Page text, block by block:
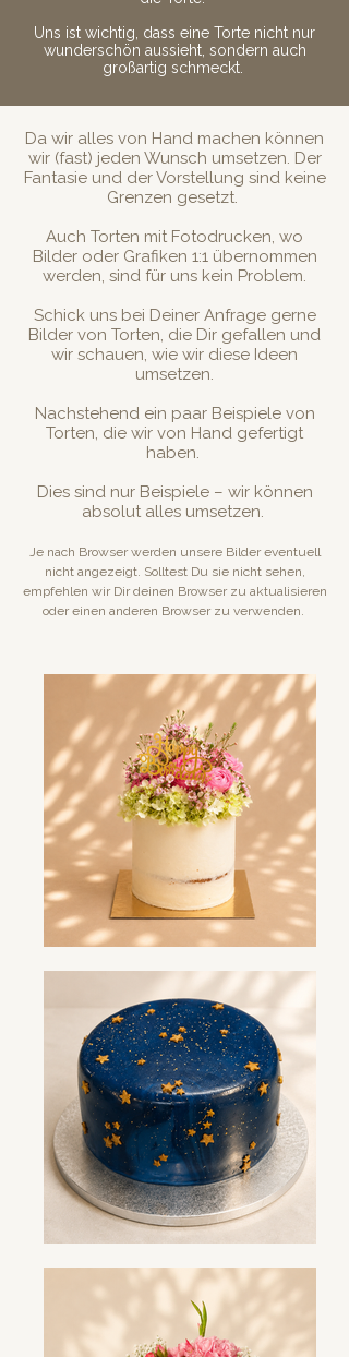
Da wir alles von Hand machen können
wir (fast) jeden Wunsch umsetzen. Der
Fantasie und der Vorstellung sind keine
Grenzen gesetzt.
Auch Torten mit Fotodrucken, wo
Bilder oder Grafiken 1:1 übernommen
werden, sind für uns kein Problem.
Schick uns bei Deiner Anfrage gerne
Bilder von Torten, die Dir gefallen und
wir schauen, wie wir diese Ideen
umsetzen.
Nachstehend ein paar Beispiele von
Torten, die wir von Hand gefertigt
haben.
Dies sind nur Beispiele – wir können
absolut alles umsetzen.
Je nach Browser werden unsere Bilder eventuell
nicht angezeigt. Solltest Du sie nicht sehen,
empfehlen wir Dir deinen Browser zu aktualisieren
oder einen anderen Browser zu verwenden.
Uns ist wichtig, dass eine Torte nicht nur
wunderschön aussieht, sondern auch
großartig schmeckt.